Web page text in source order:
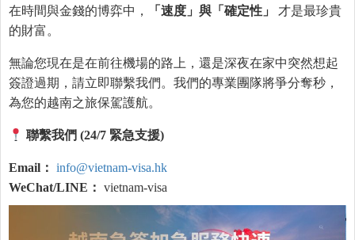
在時間與金錢的博弈中，
「速度」與「確定性」
才是最珍貴
的財富。
無論您現在是在前往機場的路上，還是深夜在家中突然想起
簽證過期，請立即聯繫我們。我們的專業團隊將爭分奪秒，
為您的越南之旅保駕護航。
聯繫我們 (24/7 緊急支援)
Email： info@vietnam-visa.hk
WeChat/LINE： vietnam-visa